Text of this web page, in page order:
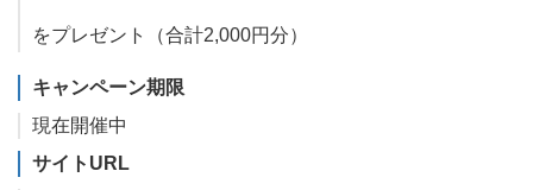
をプレゼント（合計2,000円分）
キャンペーン期限
現在開催中
サイトURL